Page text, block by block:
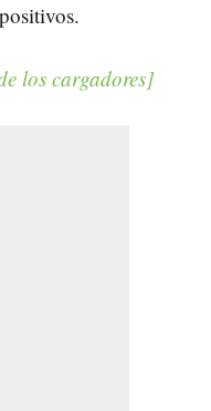
los cargadores]